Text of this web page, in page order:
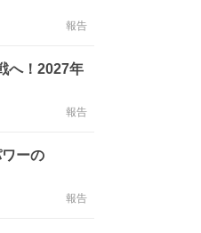
報告
へ！2027年
報告
ーの
報告